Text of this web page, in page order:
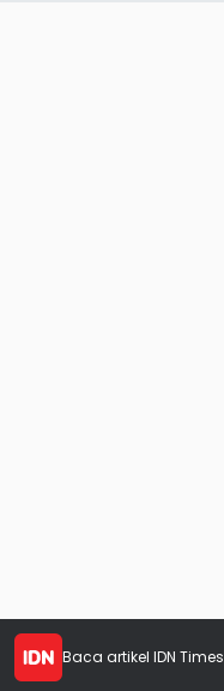
Baca artikel IDN Times